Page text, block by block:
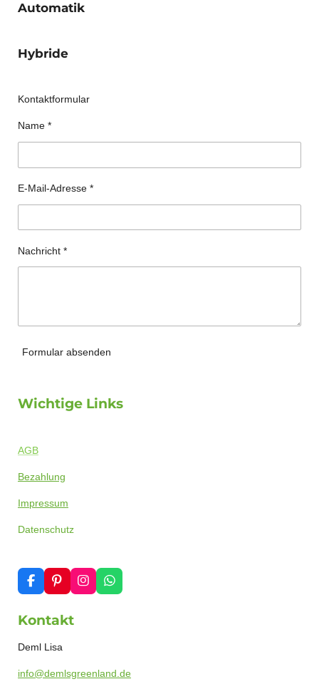
Automatik
Hybride
Kontaktformular
Name *
E-Mail-Adresse *
Nachricht *
Formular absenden
Wichtige Links
AGB
Bezahlung
Impressum
Datenschutz
F
a
e
o
P
i
t
e
t
I
n
m
W
h
Kontakt
Deml Lisa
info@demlsgreenland.de